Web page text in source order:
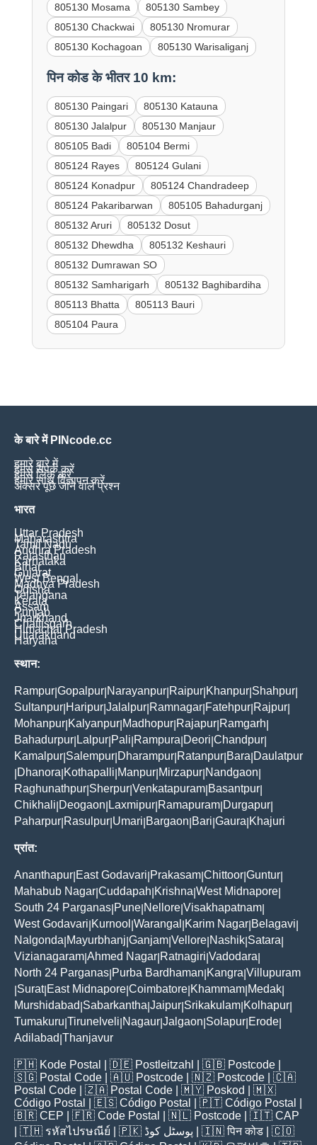
805130 Mosama
805130 Sambey
805130 Chackwai
805130 Nromurar
805130 Kochagoan
805130 Warisaliganj
पिन कोड के भीतर 10 km:
805130 Paingari
805130 Katauna
805130 Jalalpur
805130 Manjaur
805105 Badi
805104 Bermi
805124 Rayes
805124 Gulani
805124 Konadpur
805124 Chandradeep
805124 Pakaribarwan
805105 Bahadurganj
805132 Aruri
805132 Dosut
805132 Dhewdha
805132 Keshauri
805132 Dumrawan SO
805132 Samharigarh
805132 Baghibardiha
805113 Bhatta
805113 Bauri
805104 Paura
के बारे में PINcode.cc
हमारे बारे में
हमसे संपर्क करें
हमसे लिंक करें
हमारे साथ विज्ञापन करें
अक्सर पूछे जाने वाले प्रश्न
भारत
Uttar Pradesh
Maharashtra
Tamil Nadu
Andhra Pradesh
Rajasthan
Karnataka
Bihar
Gujarat
West Bengal
Madhya Pradesh
Odisha
Telangana
Kerala
Assam
Punjab
Jharkhand
Chattisgarh
Himachal Pradesh
Uttarakhand
Haryana
स्थान:
Rampur Gopalpur Narayanpur Raipur Khanpur Shahpur
Sultanpur Haripur Jalalpur Ramnagar Fatehpur Rajpur
Mohanpur Kalyanpur Madhopur Rajapur Ramgarh
Bahadurpur Lalpur Pali Rampura Deori Chandpur
Kamalpur Salempur Dharampur Ratanpur Bara Daulatpur
Dhanora Kothapalli Manpur Mirzapur Nandgaon
Raghunathpur Sherpur Venkatapuram Basantpur
Chikhali Deogaon Laxmipur Ramapuram Durgapur
Paharpur Rasulpur Umari Bargaon Bari Gaura Khajuri
प्रांत:
Ananthapur East Godavari Prakasam Chittoor Guntur
Mahabub Nagar Cuddapah Krishna West Midnapore
South 24 Parganas Pune Nellore Visakhapatnam
West Godavari Kurnool Warangal Karim Nagar Belagavi
Nalgonda Mayurbhanj Ganjam Vellore Nashik Satara
Vizianagaram Ahmed Nagar Ratnagiri Vadodara
North 24 Parganas Purba Bardhaman Kangra Villupuram
Surat| East Midnapore Coimbatore Khammam Medak
Murshidabad Sabarkantha Jaipur Srikakulam Kolhapur
Tumakuru Tirunelveli Nagaur Jalgaon Solapur Erode
Adilabad Thanjavur
🇵🇭 Kode Postal | 🇩🇪 Postleitzahl | 🇬🇧 Postcode
🇸🇬 Postal Code | 🇦🇺 Postcode | 🇳🇿 Postcode | 🇨🇦
Postal Code | 🇿🇦 Postal Code | 🇲🇾 Poskod
| 🇲🇽
Código Postal
| 🇪🇸 Código Postal | 🇵🇹 Código Postal
🇧🇷 CEP | 🇫🇷 Code Postal | 🇳🇱 Postcode | 🇮🇹 CAP
| 🇹🇭 รหัสไปรษณีย์ | 🇵🇰 پوسٹل کوڈ | 🇮🇳पिन कोड | 🇨🇴